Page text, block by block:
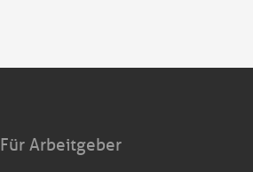
Für Arbeitgeber